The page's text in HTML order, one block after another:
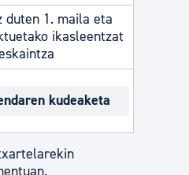
duten 1. maila eta
ikasleentzat
kudeaketa